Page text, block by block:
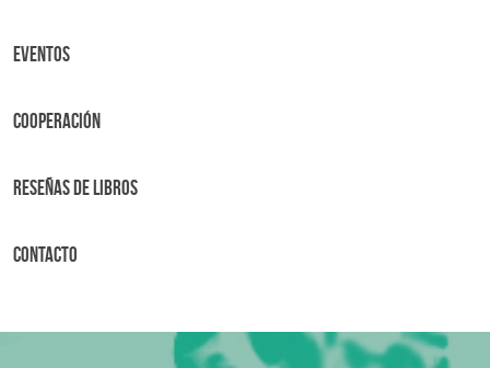
Eventos
Cooperación
Reseñas de libros
Contacto